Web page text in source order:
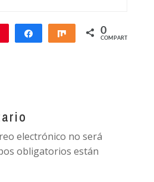
Compartir Compartir
0
COMPARTIR
electrónico no será
obligatorios están